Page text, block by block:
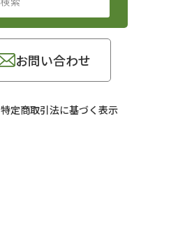
お問い合わせ
特定商取引法に基づく表示